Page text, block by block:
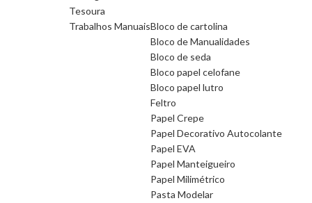
Tesoura
Trabalhos ManuaisBloco de cartolina
Bloco de Manualidades
Bloco de seda
Bloco papel celofane
Bloco papel lutro
Feltro
Papel Crepe
Papel Decorativo Autocolante
Papel EVA
Papel Manteigueiro
Papel Milimétrico
Pasta Modelar